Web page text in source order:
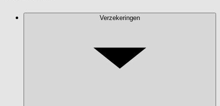
Verzekeringen